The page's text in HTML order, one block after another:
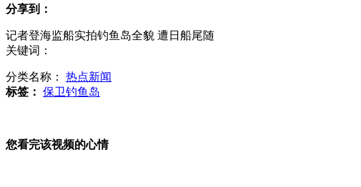
我海监船钓鱼岛海域巡航遭日船尾随
春节调查：被访者近半数花销超5千元
分享到：
记者登海监船实拍钓鱼岛全貌 遭日船尾随
关键词：
分类名称： 热点新闻
标签： 保卫钓鱼岛
您看完该视频的心情